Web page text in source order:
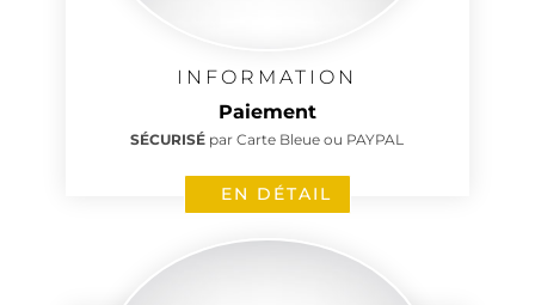
INFORMATION
Paiement
SÉCURISÉ par Carte Bleue ou PAYPAL
EN DÉTAIL